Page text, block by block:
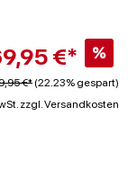
€* %
€* (22.23% gespart)
zzgl. Versandkosten